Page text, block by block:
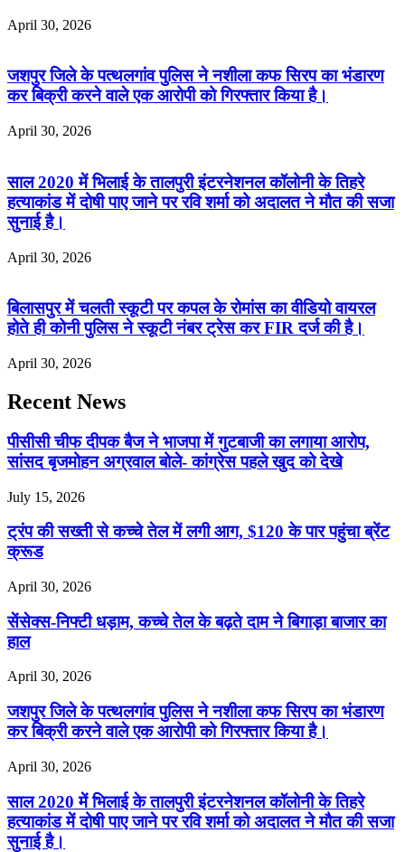
April 30, 2026
जशपुर जिले के पत्थलगांव पुलिस ने नशीला कफ सिरप का भंडारण
कर बिक्री करने वाले एक आरोपी को गिरफ्तार किया है।
April 30, 2026
साल 2020 में भिलाई के तालपुरी इंटरनेशनल कॉलोनी के तिहरे
हत्याकांड में दोषी पाए जाने पर रवि शर्मा को अदालत ने मौत की सजा
सुनाई है।
April 30, 2026
बिलासपुर में चलती स्कूटी पर कपल के रोमांस का वीडियो वायरल
होते ही कोनी पुलिस ने स्कूटी नंबर ट्रेस कर FIR दर्ज की है।
April 30, 2026
Recent News
पीसीसी चीफ दीपक बैज ने भाजपा में गुटबाजी का लगाया आरोप,
सांसद बृजमोहन अग्रवाल बोले- कांग्रेस पहले खुद को देखे
July 15, 2026
ट्रंप की सख्ती से कच्चे तेल में लगी आग, $120 के पार पहुंचा ब्रेंट
क्रूड
April 30, 2026
सेंसेक्स-निफ्टी धड़ाम, कच्चे तेल के बढ़ते दाम ने बिगाड़ा बाजार का
हाल
April 30, 2026
जशपुर जिले के पत्थलगांव पुलिस ने नशीला कफ सिरप का भंडारण
कर बिक्री करने वाले एक आरोपी को गिरफ्तार किया है।
April 30, 2026
साल 2020 में भिलाई के तालपुरी इंटरनेशनल कॉलोनी के तिहरे
हत्याकांड में दोषी पाए जाने पर रवि शर्मा को अदालत ने मौत की सजा
सुनाई है।